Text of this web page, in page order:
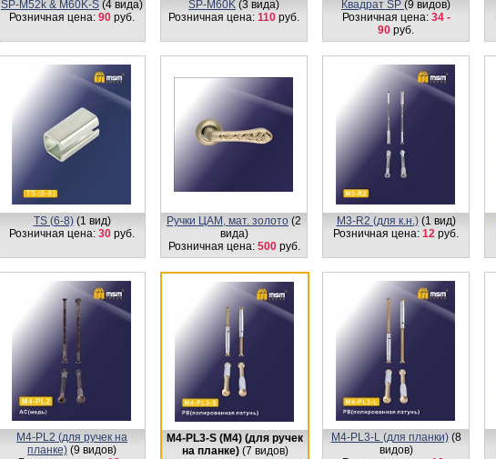
SP-M52k & M60K-S (4 вида)
Розничная цена: 90 руб.
SP-M60K (3 вида)
Розничная цена: 110 руб.
Квадрат SP (9 видов)
Розничная цена: 34 -
90 руб.
TS (6-8)(1 вид)
Розничная цена: 30 руб.
Ручки ЦАМ, мат. золото (2
вида)
Розничная цена: 500руб.
М3-R2 (для к.н.)(1 вид)
Розничная цена: 12 руб.
М4-PL2 (для ручек на
планке) (9 видов)
М4-PL3-S (М4) (для ручек
на планке)(7 видов)
M4-PL3-L (для планки)(8
видов)